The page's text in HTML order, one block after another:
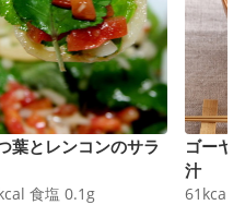
葉とレンコンのサラ
食塩 0.1 g
ゴーヤ
汁
61 kcal